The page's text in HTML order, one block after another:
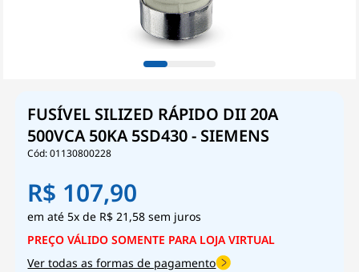
FUSÍVEL SILIZED RÁPIDO DII 20A
500VCA 50KA 5SD430 - SIEMENS
01130800228
R$ 107,90
5xde R$ 21,58 sem juros
Ver todas as formas de pagamento